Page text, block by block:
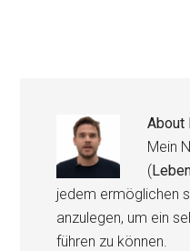
About
Mein
(
jedem ermöglichen
anzulegen, um ein
führen zu können.